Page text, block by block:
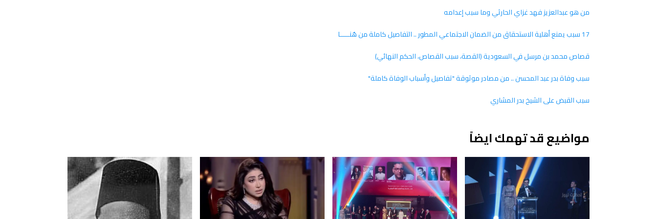
من هو عبدالعزيز فهد غزاي الحارثي وما سبب إعدامه
17 سبب يمنع أهلية الاستحقاق من الضمان الاجتماعي المطور .. التفاصيل كاملة من هُنـــــا
قصاص محمد بن مرسل في السعودية (القصة، سبب القصاص، الحكم النهائي)
سبب وفاة بدر عبد المحسن .. من مصادر موثوقة "تفاصيل وأسباب الوفاة كاملة"
سبب القبض على الشيخ بدر المشاري
مواضيع قد تهمك ايضاً